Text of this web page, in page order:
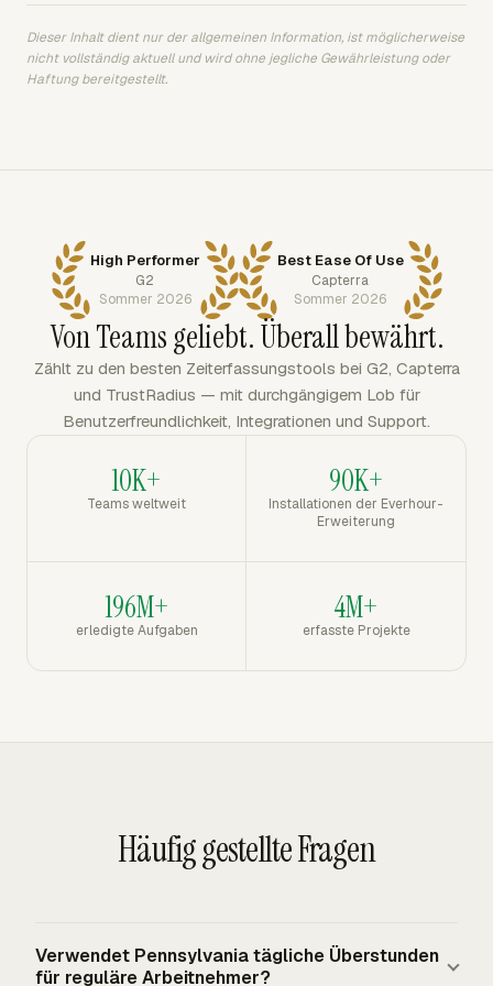
Dieser Inhalt dient nur der allgemeinen Information, ist möglicherweise
nicht vollständig aktuell und wird ohne jegliche Gewährleistung oder
Haftung bereitgestellt.
High Performer
G2
Sommer 2026
Best Ease Of Use
Capterra
Sommer 2026
Von Teams geliebt. Überall bewährt.
Zählt zu den besten Zeiterfassungstools bei G2, Capterra
und TrustRadius — mit durchgängigem Lob für
Benutzerfreundlichkeit, Integrationen und Support.
10K+
Teams weltweit
90K+
Installationen der Everhour-
Erweiterung
196M+
erledigte Aufgaben
4M+
erfasste Projekte
Häufig gestellte Fragen
Verwendet Pennsylvania tägliche Überstunden
für reguläre Arbeitnehmer?